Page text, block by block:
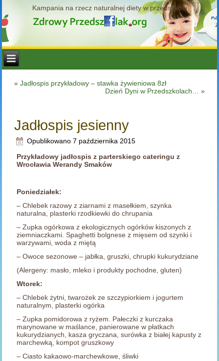
Kampania na rzecz naturalnej diety w przedszkolu
«Jadłospis przykładowy – stawka żywieniowa 8zł
Dzień Dyni w Przedszkolach…
»
Jadłospis jesienny
Opublikowano 7 października 2015
Przykładowy jadłospis z parterskiego cateringu z
Wrocławia Werandy Smaków
Poniedziałek:
– Chlebek razowy z ziarnami z masełkiem, szynka
naturalna, plasterki rzodkiewki do chrupania
– Zupka ogórkowa z ekologicznych ogórków kiszonych z
ziemniaczkami. Spaghetti bolgnese z mięsem od szynki i
warzywami, woda z miętą
– Owoce sezonowe – jabłka, gruszki, chrupki kukurydziane
(Alergeny: masło, mleko i produkty pochodne, gluten)
Wtorek:
– Chlebek żytni, twarożek ze szczypiorkiem i jogurtem
naturalnym, plasterki ogórka
– Zupka pomidorowa z ryżem. Pałeczki z kurczaka
marynowane w maślance, panierowane w płatkach
kukurydzianych, kasza gryczana, surówka z białej kapusty z
marchewką, kompot gruszkowy
– Ciasto kakaowo-marchewkowe, śliwki